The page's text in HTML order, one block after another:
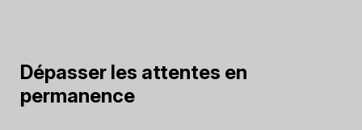
Dépasser les attentes en
permanence